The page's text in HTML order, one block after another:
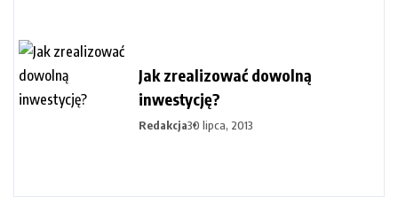
Jak zrealizować dowolną
inwestycję?
Redakcja30 lipca, 2013